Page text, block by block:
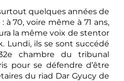
quelques années de
à 70, voire même à 71 ans,
la même voix de stentor
Lundi, ils se sont succédé
chambre du tribunal
pour se défendre d’être
du riad Dar Gyucy de